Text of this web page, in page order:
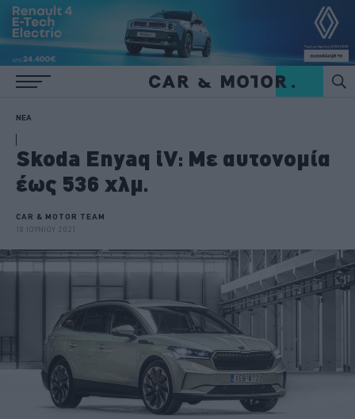
ΝΕΑ
Skoda Enyaq iV: Με αυτονομία
έως 536 χλμ.
CAR & MOTOR TEAM
18 ΙΟΥΝΙΟΥ 2021